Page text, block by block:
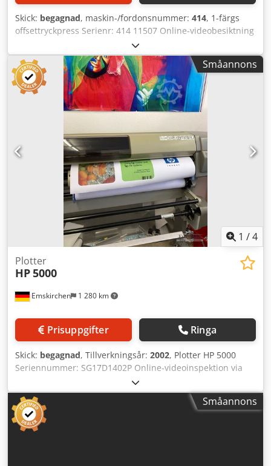
Skick: begagnad, maskin-/fordonsnummer: 414, 1-färgs
offsettryckpress Serienr: 414 11507 Online-videobesiktning
via Skype-video Vi ser fram emot ert besök – fler maskiner
finns i lager Dkedpfx Ahetzc Evjnjr Omedelbart tillgänglig –
kan besiktigas Finns på lager i Emskirchen / Nürnberg –
kan testköras
Småannons
1 /4
Emskirchen 1 280 km
Plotter
HP5000
Prisuppgifter Ringa
Skick: begagnad, Tillverkningsår: 2002, Plotter HP 5000
Seriennummer: SG17D1402P Online-videoinspektion via
Skype-video. Vi ser fram emot ert besök – fler maskiner
finns i lager. Omedelbart tillgänglig – kan inspekteras.
Finns i lager i Emskirchen / Nürnberg – kan testas. Dksdpfx
Astzc Rrshnor
Småannons